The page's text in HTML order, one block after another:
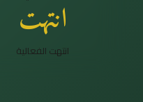
انتهت
انتهت الفعالية